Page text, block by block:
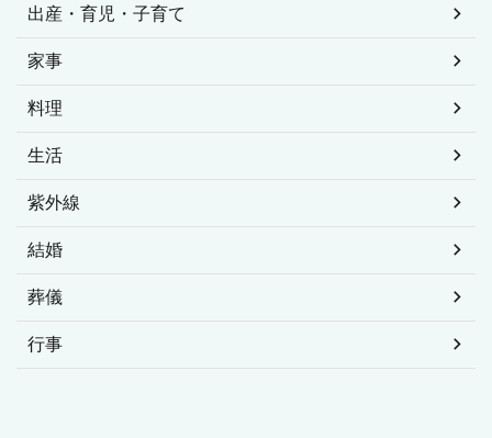
出産・育児・子育て
家事
料理
生活
紫外線
結婚
葬儀
行事